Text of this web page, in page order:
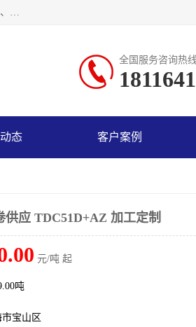
上海轩本实业有限公司成立于2017年，注册地位于上海市宝山区。经营范围包括金属材料、五金交电、建筑材料、铝合金制品、机械设备、电线电缆、装潢材料等；公司主营产品：宝钢彩钢板、宝钢彩钢卷、宝钢彩涂板、宝钢彩涂卷、宝钢高耐候彩钢板，宝钢氟碳彩钢板。是一家集钢铁贸易，物流、加工为一体的产业全配套公司。
全国服务咨询热
态 客户案例
供应 TDC51D+AZ 加工定制
元/吨 起
吨
市宝山区